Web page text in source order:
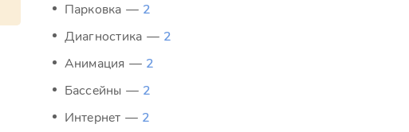
Парковка — 2
Диагностика — 2
Анимация — 2
Бассейны — 2
Интернет — 2